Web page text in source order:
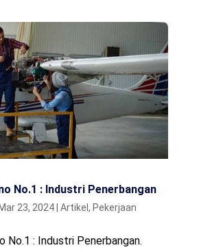
No.1 : Industri Penerbangan
Mar 23, 2024| Artikel , Pekerjaan
No.1 : Industri Penerbangan.